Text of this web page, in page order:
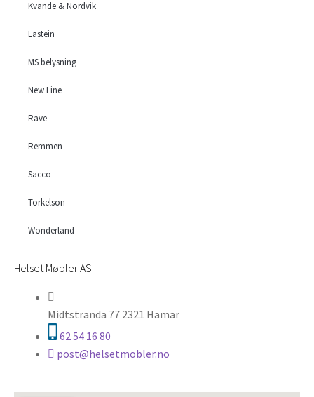
Kvande & Nordvik
Lastein
MS belysning
New Line
Rave
Remmen
Sacco
Torkelson
Wonderland
Helset Møbler AS
Midtstranda 77 2321 Hamar
62 54 16 80
post@helsetmobler.no